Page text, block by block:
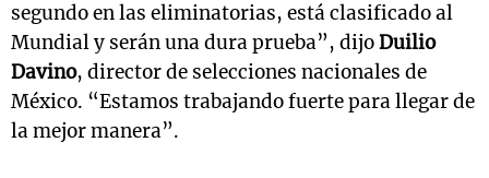
segundo en las eliminatorias, está clasificado al
Mundial y serán una dura prueba”, dijoDuilio
Davino, director de selecciones nacionales de
México. “Estamos trabajando fuerte para llegar de
la mejor manera”.